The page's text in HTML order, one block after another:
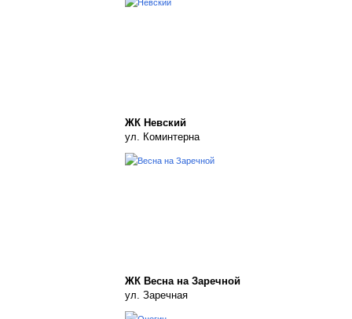
ЖК Невский
ул. Коминтерна
ЖК Весна на Заречной
ул. Заречная